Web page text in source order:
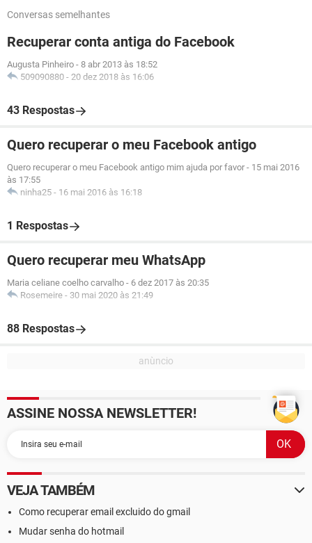
Conversas semelhantes
Recuperar conta antiga do Facebook
Augusta Pinheiro - 8 abr 2013 às 18:52
509090880 - 20 dez 2018 às 16:06
43 Respostas
Quero recuperar o meu Facebook antigo
Quero recuperar o meu Facebook antigo mim ajuda por favor - 15 mai 2016
às 17:55
ninha25 - 16 mai 2016 às 16:18
1 Respostas
Quero recuperar meu WhatsApp
Maria celiane coelho carvalho - 6 dez 2017 às 20:35
Rosemeire - 30 mai 2020 às 21:49
88 Respostas
ASSINE NOSSA NEWSLETTER!
VEJA TAMBÉM
Como recuperar email excluido do gmail
Mudar senha do hotmail